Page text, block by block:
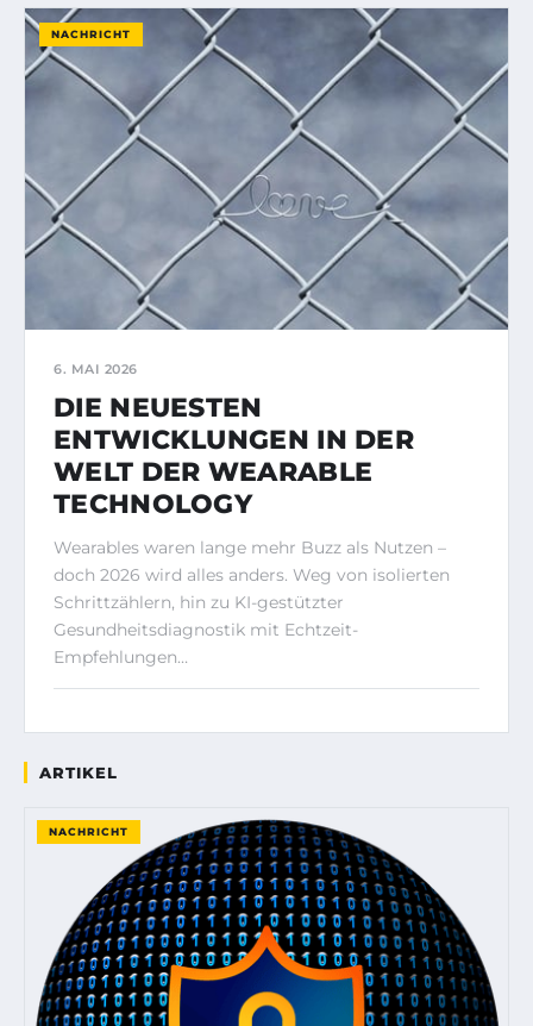
NACHRICHT
6. MAI 2026
DIE NEUESTEN
ENTWICKLUNGEN IN DER
WELT DER WEARABLE
TECHNOLOGY
Wearables waren lange mehr Buzz als Nutzen –
doch 2026 wird alles anders. Weg von isolierten
Schrittzählern, hin zu KI-gestützter
Gesundheitsdiagnostik mit Echtzeit-
Empfehlungen…
ARTIKEL
NACHRICHT